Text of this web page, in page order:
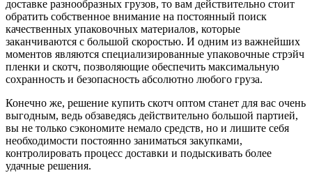
доставке разнообразных грузов, то вам действительно стоит
обратить собственное внимание на постоянный поиск
качественных упаковочных материалов, которые
заканчиваются с большой скоростью. И одним из важнейших
моментов являются специализированные упаковочные стрэйч
пленки и скотч, позволяющие обеспечить максимальную
сохранность и безопасность абсолютно любого груза.
Конечно же, решение купить скотч оптом станет для вас очень
выгодным, ведь обзаведясь действительно большой партией,
вы не только сэкономите немало средств, но и лишите себя
необходимости постоянно заниматься закупками,
контролировать процесс доставки и подыскивать более
удачные решения.